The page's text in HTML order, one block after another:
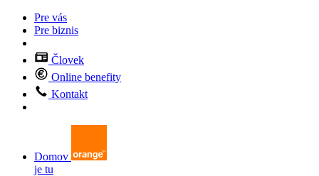
Pre vás
Pre biznis
Človek
Online benefity
Kontakt
Domov
je tu